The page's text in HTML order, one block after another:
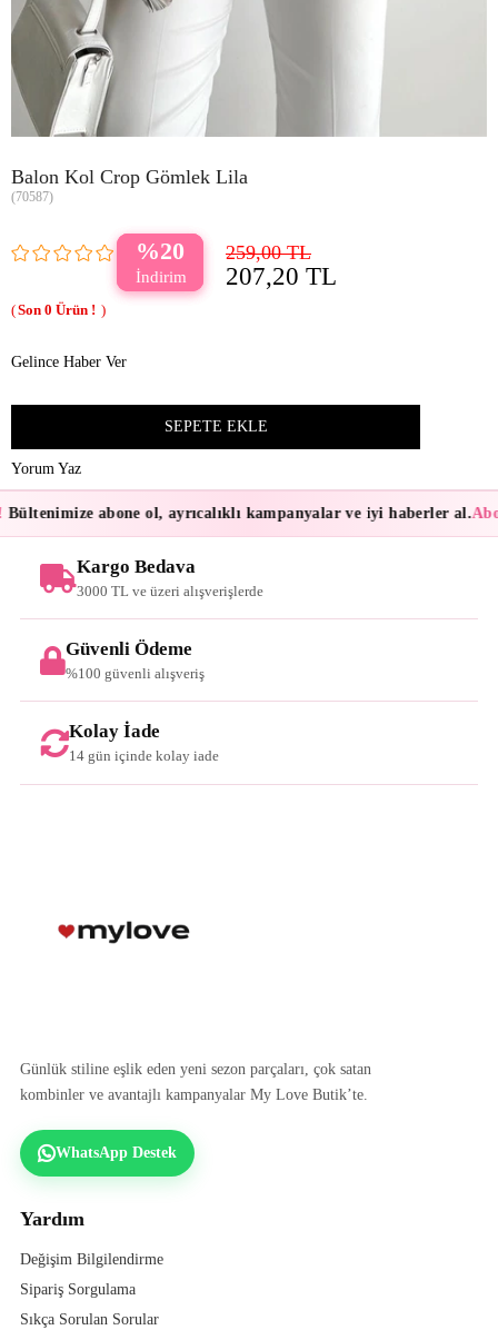
Balon Kol Crop Gömlek Lila
(70587)
20 259,00 TL
207,20 TL
0
Gelince Haber Ver
Yorum Yaz
Bültenimize abone ol, ayrıcalıklı kampanyalar ve iyi haberler al.
Kargo Bedava
3000 TL ve üzeri alışverişlerde
Güvenli Ödeme
%100 güvenli alışveriş
Kolay İade
14 gün içinde kolay iade
Günlük stiline eşlik eden yeni sezon parçaları, çok satan
kombinler ve avantajlı kampanyalar My Love Butik’te.
WhatsApp Destek
Yardım
Değişim Bilgilendirme
Sipariş Sorgulama
Sıkça Sorulan Sorular